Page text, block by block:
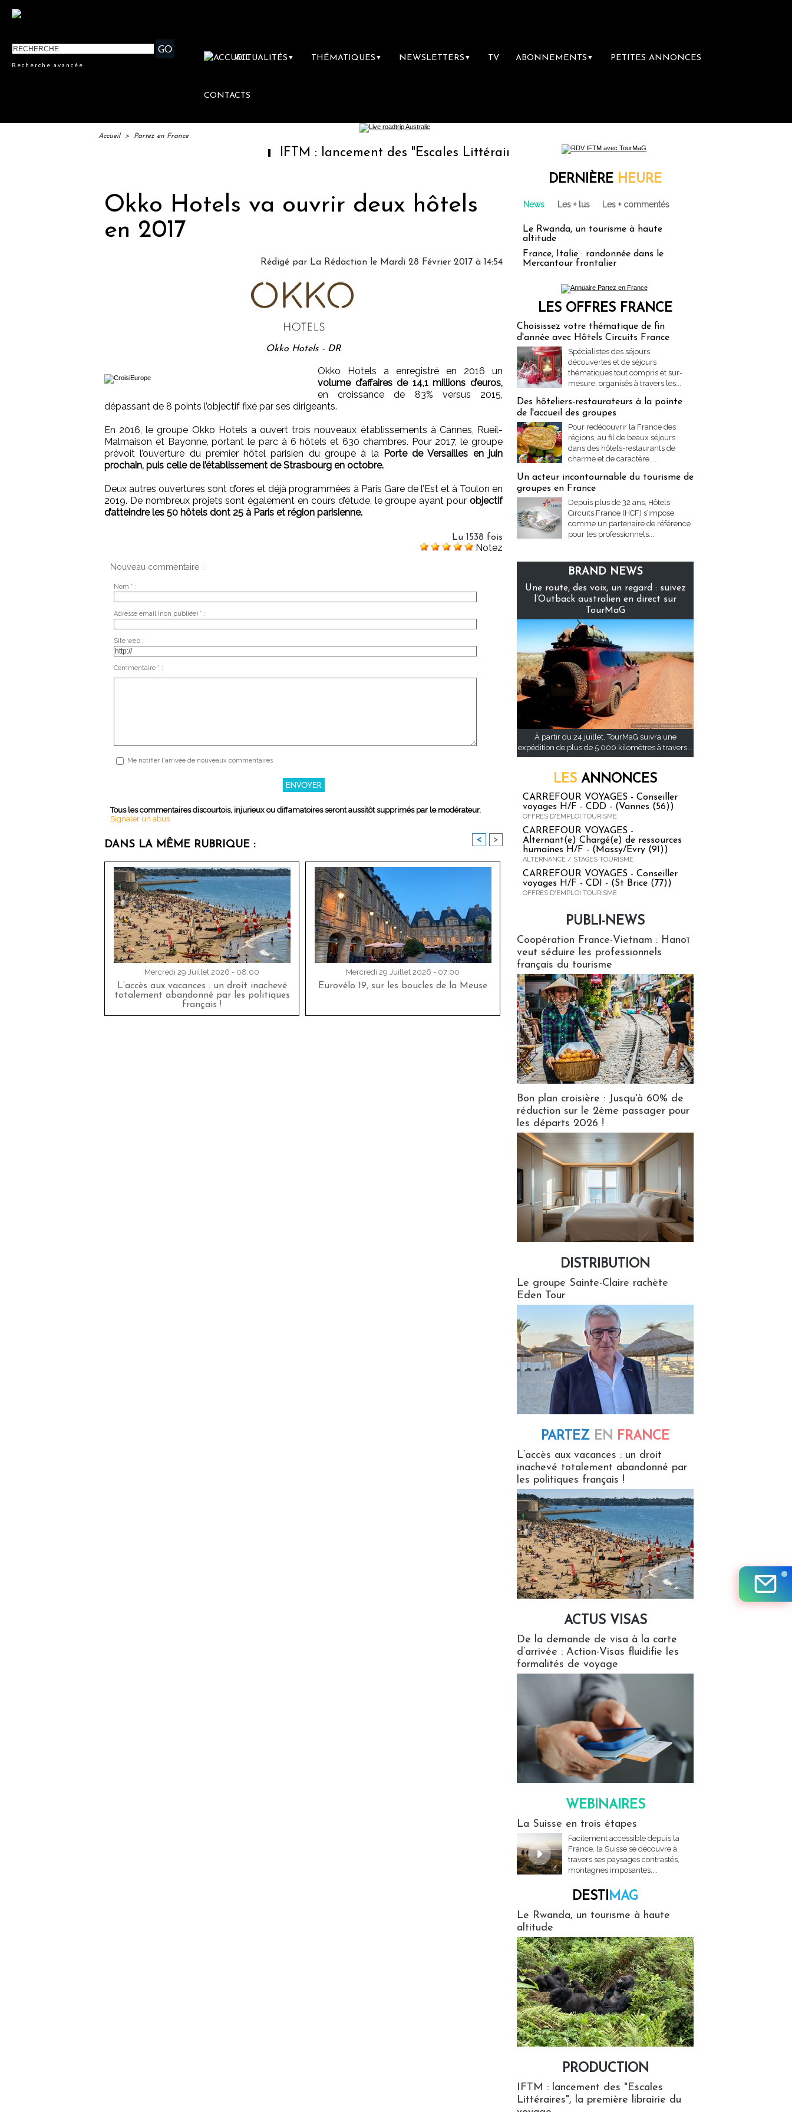
Recherche avancée
ACTUALITÉS ▼ THÉMATIQUES ▼ NEWSLETTERS ▼ TV ABONNEMENTS ▼ PETITES ANNONCES
CONTACTS
Accueil > Partez en France
IFTM : lancement des "Escales Littéraires", la première librairie du voyage
Okko Hotels va ouvrir deux hôtels
en 2017
Rédigé par La Rédaction le Mardi 28 Février 2017 à 14:54
Okko Hotels - DR
Okko Hotels a enregistré en 2016 un
volume d’affaires de 14,1 millions d’euros,
en croissance de 83% versus 2015,
dépassant de 8 points l’objectif fixé par ses dirigeants.
En 2016, le groupe Okko Hotels a ouvert trois nouveaux établissements à Cannes, Rueil-
Malmaison et Bayonne, portant le parc à 6 hôtels et 630 chambres. Pour 2017, le groupe
prévoit l’ouverture du premier hôtel parisien du groupe à la Porte de Versailles en juin
prochain, puis celle de l’établissement de Strasbourg en octobre.
Deux autres ouvertures sont d’ores et déjà programmées à Paris Gare de l’Est et à Toulon en
2019. De nombreux projets sont également en cours d’étude, le groupe ayant pour objectif
d’atteindre les 50 hôtels dont 25 à Paris et région parisienne.
Lu 1538 fois
Notez
Nouveau commentaire :
Nom * :
Adresse email (non publiée) * :
Site web :
Commentaire * :
Me notifier l'arrivée de nouveaux commentaires
Tous les commentaires discourtois, injurieux ou diffamatoires seront aussitôt supprimés par le modérateur.
Signaler un abus
DANS LA MÊME RUBRIQUE : < >
Mercredi 29 Juillet 2026 - 08:00
L’accès aux vacances : un droit inachevé
totalement abandonné par les politiques
français !
Mercredi 29 Juillet 2026 - 07:00
Eurovélo 19, sur les boucles de la Meuse
DERNIÈRE HEURE
News Les + lus Les + commentés
Le Rwanda, un tourisme à haute
altitude
France, Italie : randonnée dans le
Mercantour frontalier
LES OFFRES FRANCE
Choisissez votre thématique de fin
d'année avec Hôtels Circuits France
Spécialistes des séjours
découvertes et de séjours
thématiques tout compris et sur-
mesure, organisés à travers les...
Des hôteliers-restaurateurs à la pointe
de l'accueil des groupes
Pour redécouvrir la France des
régions, au fil de beaux séjours
dans des hôtels-restaurants de
charme et de caractère....
Un acteur incontournable du tourisme de
groupes en France
Depuis plus de 32 ans, Hôtels
Circuits France (HCF) s’impose
comme un partenaire de référence
pour les professionnels...
BRAND NEWS
Une route, des voix, un regard : suivez
l’Outback australien en direct sur
TourMaG
À partir du 24 juillet, TourMaG suivra une
expédition de plus de 5 000 kilomètres à travers...
LES ANNONCES
CARREFOUR VOYAGES - Conseiller
voyages H/F - CDD - (Vannes (56))
OFFRES D'EMPLOI TOURISME
CARREFOUR VOYAGES -
Alternant(e) Chargé(e) de ressources
humaines H/F - (Massy/Evry (91))
ALTERNANCE / STAGES TOURISME
CARREFOUR VOYAGES - Conseiller
voyages H/F - CDI - (St Brice (77))
OFFRES D'EMPLOI TOURISME
PUBLI-NEWS
Coopération France-Vietnam : Hanoï
veut séduire les professionnels
français du tourisme
Bon plan croisière : Jusqu'à 60% de
réduction sur le 2ème passager pour
les départs 2026 !
DISTRIBUTION
Le groupe Sainte-Claire rachète
Eden Tour
PARTEZ EN FRANCE
L’accès aux vacances : un droit
inachevé totalement abandonné par
les politiques français !
ACTUS VISAS
De la demande de visa à la carte
d’arrivée : Action-Visas fluidifie les
formalités de voyage
WEBINAIRES
La Suisse en trois étapes
Facilement accessible depuis la
France, la Suisse se découvre à
travers ses paysages contrastés,
montagnes imposantes,...
DESTIMAG
Le Rwanda, un tourisme à haute
altitude
PRODUCTION
IFTM : lancement des "Escales
Littéraires", la première librairie du